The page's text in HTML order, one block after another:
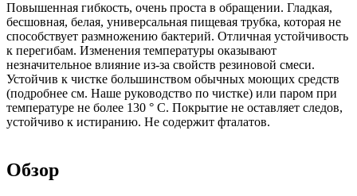
Повышенная гибкость, очень проста в обращении. Гладкая,
бесшовная, белая, универсальная пищевая трубка, которая не
способствует размножению бактерий. Отличная устойчивость
к перегибам. Изменения температуры оказывают
незначительное влияние из-за свойств резиновой смеси.
Устойчив к чистке большинством обычных моющих средств
(подробнее см. Наше руководство по чистке) или паром при
температуре не более 130 ° C. Покрытие не оставляет следов,
устойчиво к истиранию. Не содержит фталатов.
Обзор